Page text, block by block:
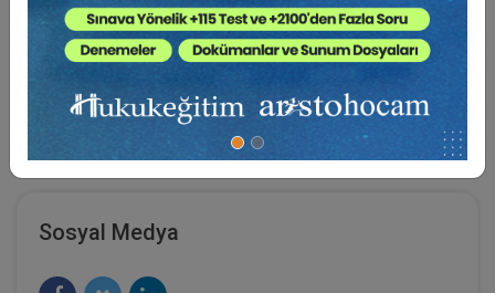
Yağmur’un ticaret hukuku ve bağlantılı alanlara ilişkin
Türkçe ve İngilizce çalışmaları bulunmaktadır. Setenay
Yağmur İstanbul’da mukim olup, akademik
çalışmalarının yanı sıra hukuki danışmanlık ve
bilirkişilik faaliyetlerine de devam etmektedir.
Sosyal Medya